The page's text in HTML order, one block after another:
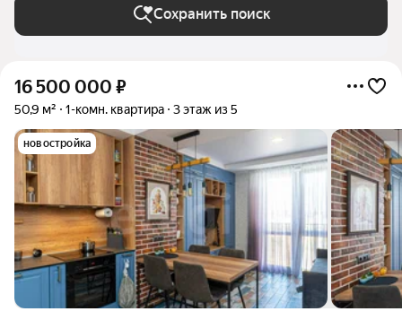
Сохранить поиск
16 500 000 ₽
50,9 м² 1-комн. квартира 3 этаж из 5
новостройка